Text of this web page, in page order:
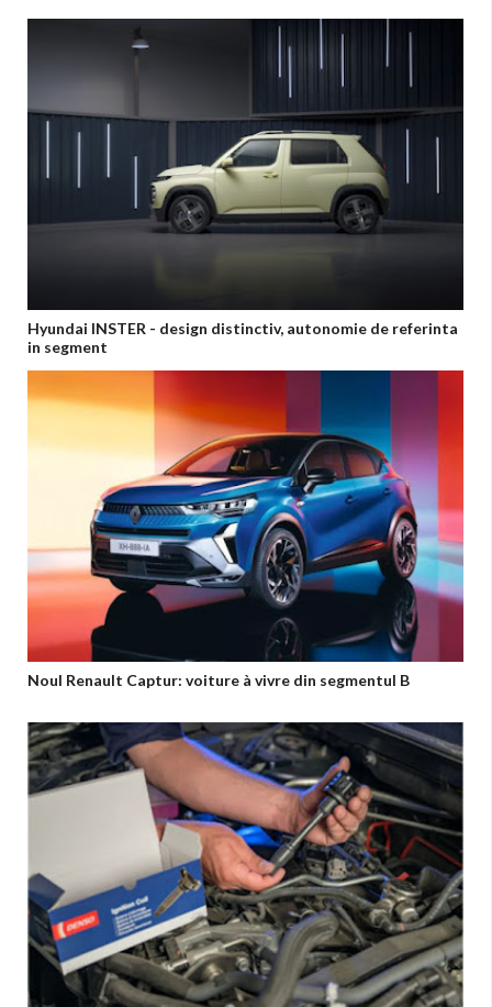
Hyundai INSTER - design distinctiv, autonomie de referinta
in segment
Noul Renault Captur: voiture à vivre din segmentul B